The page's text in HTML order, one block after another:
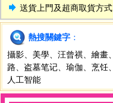
送貨上門及超商取貨方式
熱搜關鍵字 ：
攝影
美學 汪曾祺 繪畫
路
盗墓笔记 瑜伽 烹饪
人工智能